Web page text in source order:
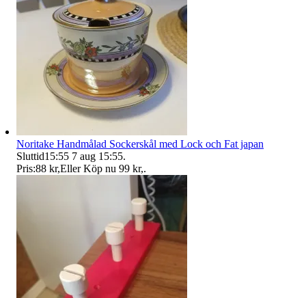
Noritake Handmålad Sockerskål med Lock och Fat japan
Sluttid15:55 7 aug 15:55.
Pris:88 kr,Eller Köp nu 99 kr,.